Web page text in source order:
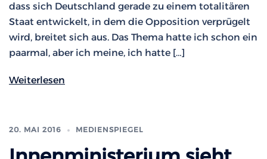
dass sich Deutschland gerade zu einem totalitären
Staat entwickelt, in dem die Opposition verprügelt
wird, breitet sich aus. Das Thema hatte ich schon ein
paarmal, aber ich meine, ich hatte […]
Weiterlesen
20. MAI 2016 MEDIENSPIEGEL